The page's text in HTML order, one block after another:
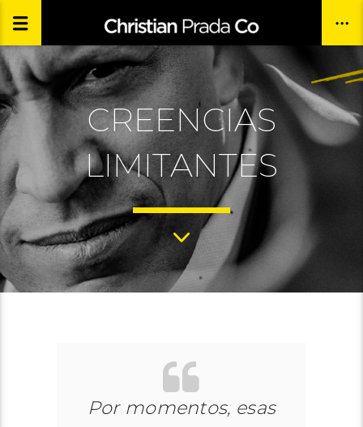
CREENCIAS
LIMITANTES
Por momentos, esas